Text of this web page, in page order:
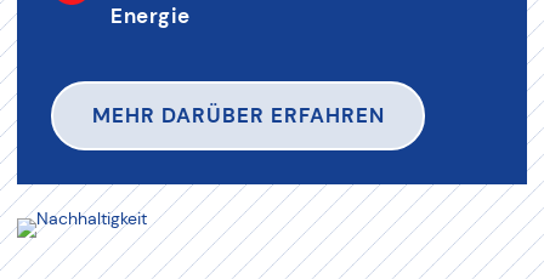
Energie
MEHR DARÜBER ERFAHREN